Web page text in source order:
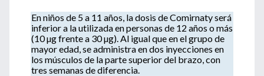
En niños de 5 a 11 años, la dosis de Comirnaty será
inferior a la utilizada en personas de 12 años o más
(10 µg frente a 30 µg). Al igual que en el grupo de
mayor edad, se administra en dos inyecciones en
los músculos de la parte superior del brazo, con
tres semanas de diferencia.